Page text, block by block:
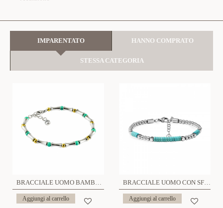
IMPARENTATO HANNO COMPRATO
STESSA CATEGORIA
BRACCIALE UOMO BAMBÚ CON PERLINE DI PIETRA - KM241104A911/912
Aggiungi al carrello
BRACCIALE UOMO CON SFERE E PIETRE NATURALI - QGL2664C750
Aggiungi al carrello